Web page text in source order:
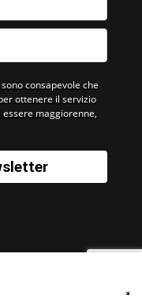
consapevole che
ottenere il servizio
maggiorenne,